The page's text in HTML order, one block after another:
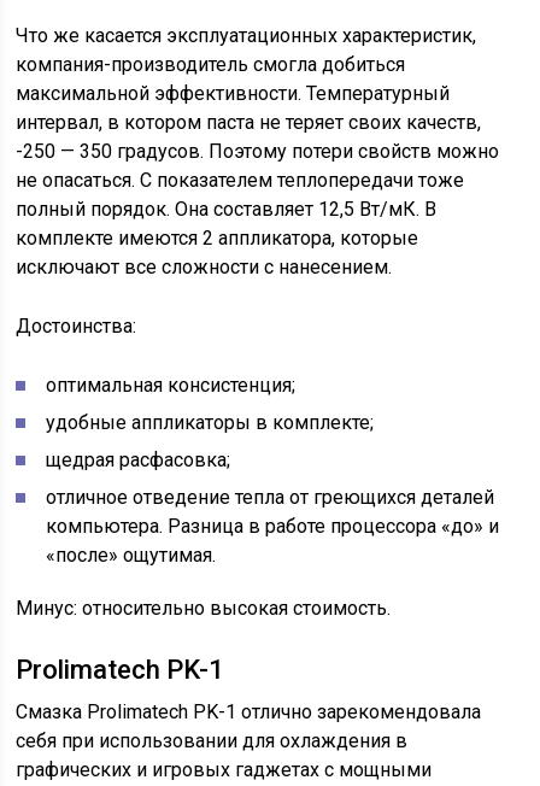
Что же касается эксплуатационных характеристик,
компания-производитель смогла добиться
максимальной эффективности. Температурный
интервал, в котором паста не теряет своих качеств,
-250 — 350 градусов. Поэтому потери свойств можно
не опасаться. С показателем теплопередачи тоже
полный порядок. Она составляет 12,5 Вт/мК. В
комплекте имеются 2 аппликатора, которые
исключают все сложности с нанесением.
Достоинства:
оптимальная консистенция;
удобные аппликаторы в комплекте;
щедрая расфасовка;
отличное отведение тепла от греющихся деталей
компьютера. Разница в работе процессора «до» и
«после» ощутимая.
Минус: относительно высокая стоимость.
Prolimatech PK-1
Смазка Prolimatech PK-1 отлично зарекомендовала
себя при использовании для охлаждения в
графических и игровых гаджетах с мощными